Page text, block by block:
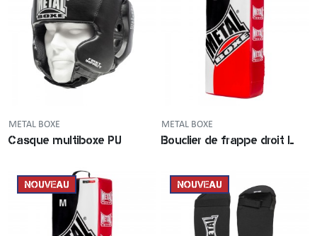
METAL BOXE
Casque multiboxe PU
METAL BOXE
Bouclier de frappe droit L
NOUVEAU NOUVEAU